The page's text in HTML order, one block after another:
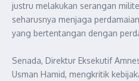
justru melakukan serangan
seharusnya menjaga
yang bertentangan dengan
Senada, Direktur Eksekutif
Usman Hamid, mengkritik